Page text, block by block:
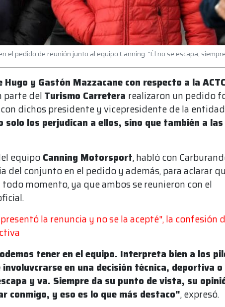
el pedido de reunión junto al equipo Canning: "Él no se escapa,
y Gastón Mazzacane con respecto a la ACTC
parte del Turismo Carretera realizaron un pedido
dichos presidente y vicepresidente de la entidad
solo los perjudican a ellos, sino que también a las
equipo Canning Motorsport, habló con
del conjunto en el pedido y además, para aclarar
momento, ya que ambos se reunieron con el
la renuncia y no se la acepté", la confesión
tener en el equipo. Interpreta bien a los
en una decisión técnica, deportiva o
y va. Siempre da su punto de vista, su
conmigo, y eso es lo que más destaco", expresó.